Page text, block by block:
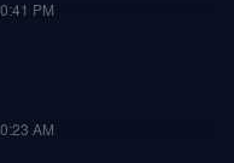
PM
AM